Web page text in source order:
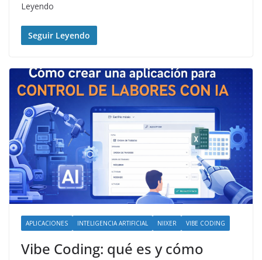
Leyendo
Seguir Leyendo
APLICACIONES INTELIGENCIA ARTIFICIAL NIIXER VIBE CODING
Vibe Coding: qué es y cómo